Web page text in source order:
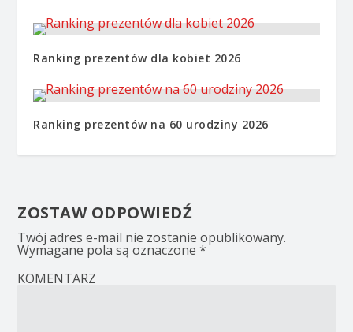
Ranking prezentów dla kobiet 2026
Ranking prezentów na 60 urodziny 2026
ZOSTAW ODPOWIEDŹ
Twój adres e-mail nie zostanie opublikowany.
Wymagane pola są oznaczone*
KOMENTARZ